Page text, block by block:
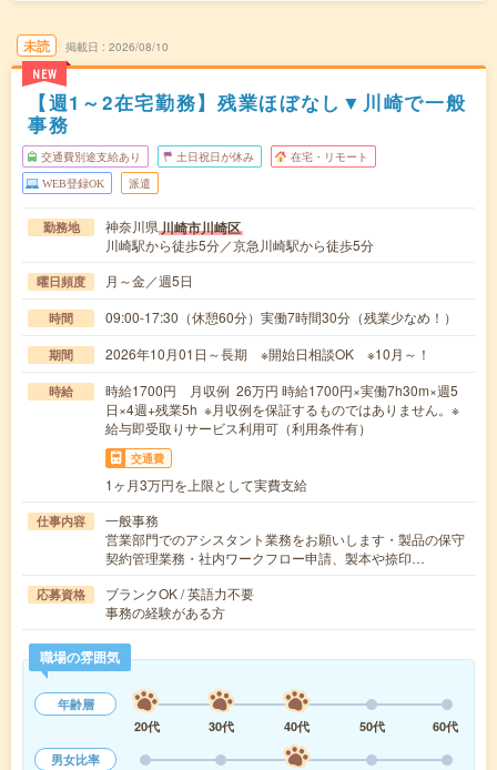
未読
NEW
掲載日 2026/08/10
【週1～2在宅勤務】残業ほぼなし▼川崎で一般
事務
交通費別途支給あり 土日祝日が休み 在宅・リモート
WEB登録OK 派遣
勤務地 神奈川県川崎市川崎区
川崎駅から徒歩5分／京急川崎駅から徒歩5分
曜日頻度 月～金／週5日
時間 09:00-17:30（休憩60分）実働7時間30分（残業少なめ！）
期間 2026年10月01日～長期 ※開始日相談OK ※10月～！
時給
時給1700円 月収例 26万円 時給1700円×実働7h30m×週5
日×4週+残業5h ※月収例を保証するものではありません。※
給与即受取りサービス利用可（利用条件有）
交通費
1ヶ月3万円を上限として実費支給
仕事内容
一般事務
営業部門でのアシスタント業務をお願いします・製品の保守
契約管理業務・社内ワークフロー申請、製本や捺印…
応募資格
ブランクOK / 英語力不要
事務の経験がある方
職場の雰囲気
年齢層
20代
30代 40代 50代
60代
男女比率